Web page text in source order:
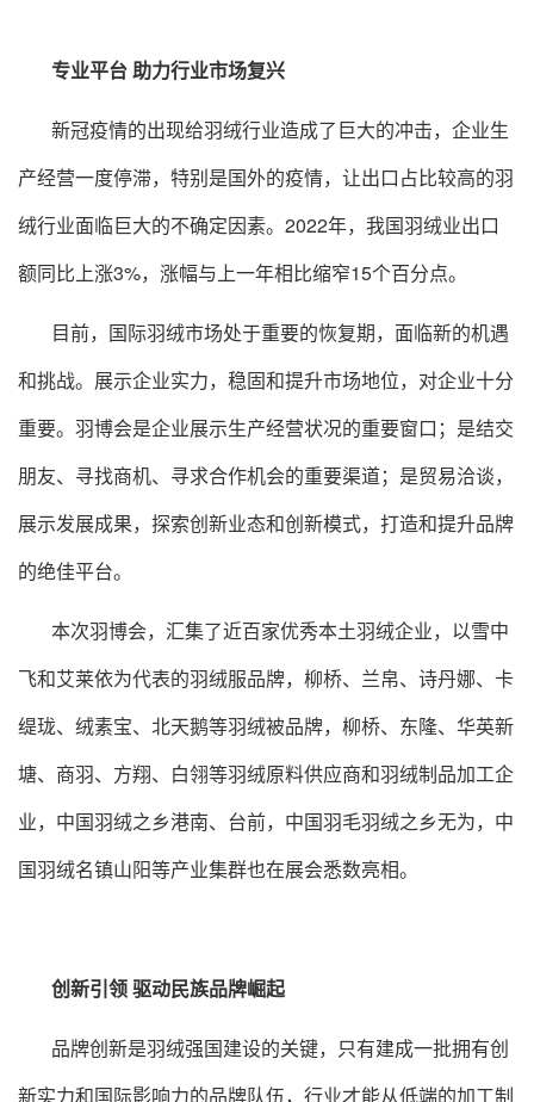
专业平台 助力行业市场复兴
新冠疫情的出现给羽绒行业造成了巨大的冲击，企业生
产经营一度停滞，特别是国外的疫情，让出口占比较高的羽
绒行业面临巨大的不确定因素。2022年，我国羽绒业出口
额同比上涨3%，涨幅与上一年相比缩窄15个百分点。
目前，国际羽绒市场处于重要的恢复期，面临新的机遇
和挑战。展示企业实力，稳固和提升市场地位，对企业十分
重要。羽博会是企业展示生产经营状况的重要窗口；是结交
朋友、寻找商机、寻求合作机会的重要渠道；是贸易洽谈，
展示发展成果，探索创新业态和创新模式，打造和提升品牌
的绝佳平台。
本次羽博会，汇集了近百家优秀本土羽绒企业，以雪中
飞和艾莱依为代表的羽绒服品牌，柳桥、兰帛、诗丹娜、卡
缇珑、绒素宝、北天鹅等羽绒被品牌，柳桥、东隆、华英新
塘、商羽、方翔、白翎等羽绒原料供应商和羽绒制品加工企
业，中国羽绒之乡港南、台前，中国羽毛羽绒之乡无为，中
国羽绒名镇山阳等产业集群也在展会悉数亮相。
创新引领 驱动民族品牌崛起
品牌创新是羽绒强国建设的关键，只有建成一批拥有创
新实力和国际影响力的品牌队伍，行业才能从低端的加工制